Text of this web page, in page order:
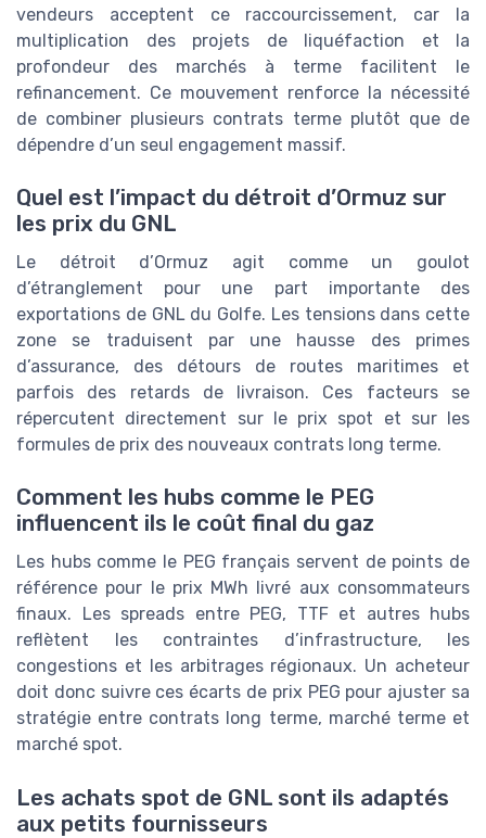
vendeurs acceptent ce raccourcissement, car la
multiplication des projets de liquéfaction et la
profondeur des marchés à terme facilitent le
refinancement. Ce mouvement renforce la nécessité
de combiner plusieurs contrats terme plutôt que de
dépendre d’un seul engagement massif.
Quel est l’impact du détroit d’Ormuz sur
les prix du GNL
Le détroit d’Ormuz agit comme un goulot
d’étranglement pour une part importante des
exportations de GNL du Golfe. Les tensions dans cette
zone se traduisent par une hausse des primes
d’assurance, des détours de routes maritimes et
parfois des retards de livraison. Ces facteurs se
répercutent directement sur le prix spot et sur les
formules de prix des nouveaux contrats long terme.
Comment les hubs comme le PEG
influencent ils le coût final du gaz
Les hubs comme le PEG français servent de points de
référence pour le prix MWh livré aux consommateurs
finaux. Les spreads entre PEG, TTF et autres hubs
reflètent les contraintes d’infrastructure, les
congestions et les arbitrages régionaux. Un acheteur
doit donc suivre ces écarts de prix PEG pour ajuster sa
stratégie entre contrats long terme, marché terme et
marché spot.
Les achats spot de GNL sont ils adaptés
aux petits fournisseurs